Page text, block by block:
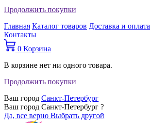
Продолжить покупки
Главная Каталог товаров Доставка и оплата
Контакты
0 Корзина
В корзине нет ни одного товара.
Продолжить покупки
Ваш город Санкт-Петербург
Ваш город Санкт-Петербург ?
Да, все верно Выбрать другой